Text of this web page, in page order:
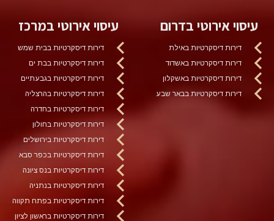
עיסוי אירוטי בדרום
דירות דיסקרטיות באילת
דירות דיסקרטיות באשדוד
דירות דיסקרטיות באשקלון
דירות דיסקרטיות בבאר שבע
עיסוי אירוטי במרכז
דירות דיסקרטיות בבית שמש
דירות דיסקרטיות בבת ים
דירות דיסקרטיות בגבעתיים
דירות דיסקרטיות בהרצליה
דירות דיסקרטיות בחדרה
דירות דיסקרטיות בחולון
דירות דיסקרטיות בירושלים
דירות דיסקרטיות בכפר סבא
דירות דיסקרטיות בנס ציונה
דירות דיסקרטיות בנתניה
דירות דיסקרטיות בפתח תקווה
דירות דיסקרטיות בראשון לציון